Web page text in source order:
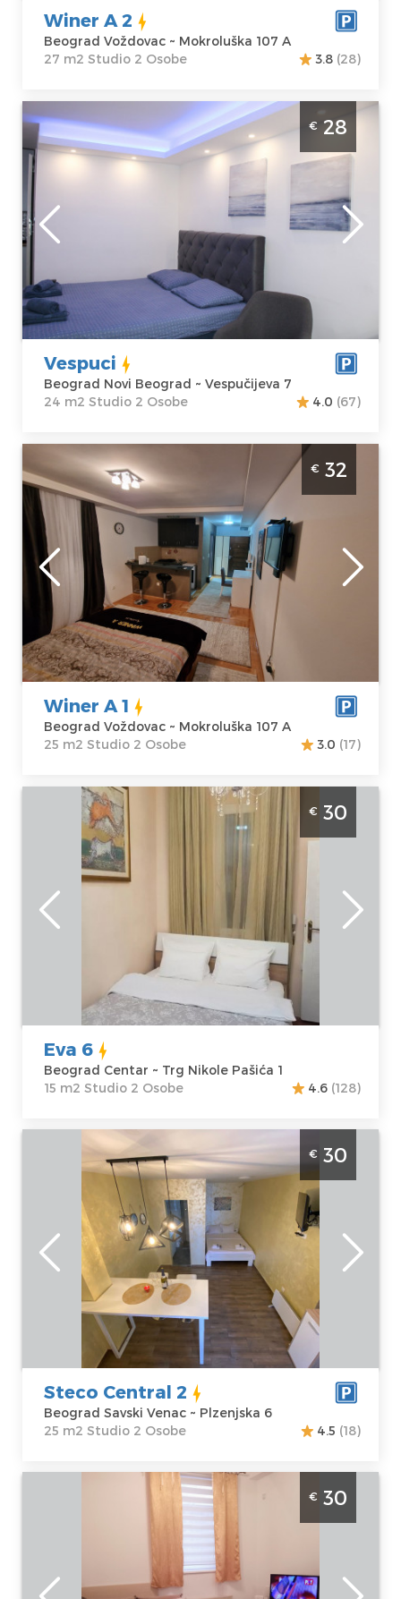
Cena
Winer A 2
Beograd Voždovac ~ Mokroluška 107 A
27 m2 Studio 2 Osobe
3.8 (28)
Studio Apartman Vespuci Beograd Novi
Beograd. Povrsine 24m2 i pogodan je za 2
osobe.
Beograd
Lokacija:
Beograd Novi
Adresa:
Vespučijeva 7
Cena28 €
Gosti:2
Kvadratura :
m2
Struktura :
Studio
€ 28
Vespuci
Beograd Novi Beograd ~ Vespučijeva 7
24 m2 Studio 2 Osobe
4.0 (67)
Studio Apartman Winer A 1 Beograd
Voždovac. Studio apartman veličine 25m2,
moderno uređen i idealan za boravak do 2
osobe.
Beograd
Lokacija:
Beograd
Voždovac
Adresa:
Mokroluška 107
Cena32 €
Gosti:2
Kvadratura :
m2
Struktura :
Studio
€ 32
Winer A 1
Beograd Voždovac ~ Mokroluška 107 A
25 m2 Studio 2 Osobe
3.0 (17)
Studio Apartman Eva 6 Beograd Centar
Beograd
Lokacija:
Beograd Centar
Adresa:
Nikole Pašića 1
Kvadratura : 15
Struktura :
Studio
€ 30
Eva 6
Beograd Centar ~ Trg Nikole Pašića 1
15 m2 Studio 2 Osobe
4.6 (128)
Studio Apartman steco central 2 Beograd
Savski Venac. Studio povrsine 25m2, za 2
Beograd
Lokacija:
Beograd Savski
Adresa:
Plzenjska 6
30 €
Gosti:2
Kvadratura :
m2
Struktura :
Studio
€ 30
Steco Central 2
Beograd Savski Venac ~ Plzenjska 6
25 m2 Studio 2 Osobe
4.5 (18)
Studio Apartman Dilajla Beograd Zvezdara
je lepo uredjen stan na dan za 2 osobe u
Lokacija:
Gosti:2
€ 30